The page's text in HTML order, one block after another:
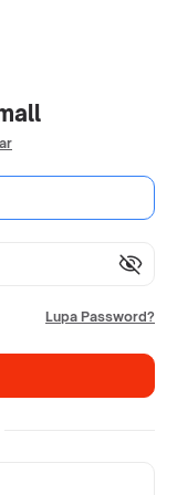
visibility_off
Lupa Password?